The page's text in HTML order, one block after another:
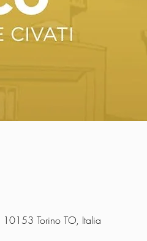
Torino TO, Italia